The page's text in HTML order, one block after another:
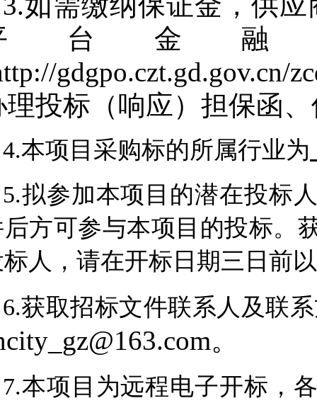
台金
gdgpo.czt.gd.gov.cn/
理投标（响应）担保函
4.本项目采购标的所属行业为
5.拟参加本项目的潜在投标
方可参与本项目的投标。
人，请在开标日期三日前
6.获取招标文件联系人及联
。
7.本项目为远程电子开标，